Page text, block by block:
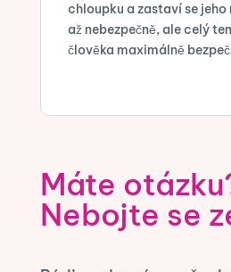
chloupku a zastaví se jeho
až nebezpečně, ale celý
člověka maximálně
Máte
Nebojte se